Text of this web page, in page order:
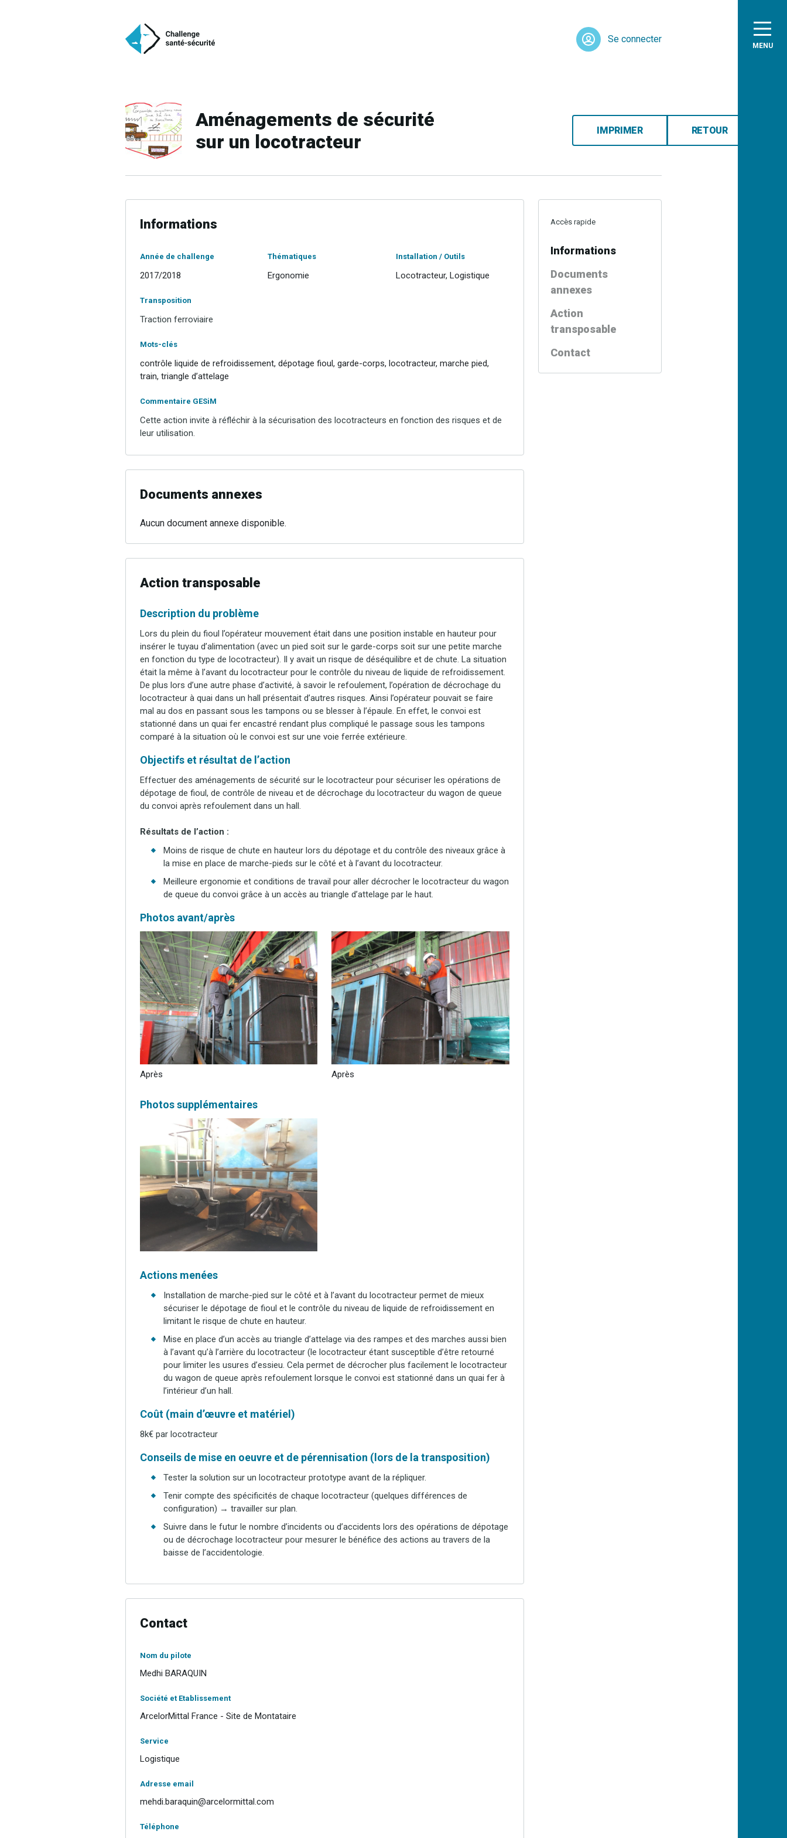
MENU
Se connecter
Aménagements de sécurité
sur un locotracteur
IMPRIMER RETOUR
Informations
Année de challenge
2017/2018
Thématiques
Ergonomie
Installation / Outils
Locotracteur, Logistique
Transposition
Traction ferroviaire
Mots-clés
contrôle liquide de refroidissement, dépotage fioul, garde-corps, locotracteur, marche pied,
train, triangle d’attelage
Commentaire GESiM
Cette action invite à réfléchir à la sécurisation des locotracteurs en fonction des risques et de
leur utilisation.
Documents annexes
Aucun document annexe disponible.
Action transposable
Description du problème
Lors du plein du fioul l’opérateur mouvement était dans une position instable en hauteur pour
insérer le tuyau d’alimentation (avec un pied soit sur le garde-corps soit sur une petite marche
en fonction du type de locotracteur). Il y avait un risque de déséquilibre et de chute. La situation
était la même à l’avant du locotracteur pour le contrôle du niveau de liquide de refroidissement.
De plus lors d’une autre phase d’activité, à savoir le refoulement, l’opération de décrochage du
locotracteur à quai dans un hall présentait d’autres risques. Ainsi l’opérateur pouvait se faire
mal au dos en passant sous les tampons ou se blesser à l’épaule. En effet, le convoi est
stationné dans un quai fer encastré rendant plus compliqué le passage sous les tampons
comparé à la situation où le convoi est sur une voie ferrée extérieure.
Objectifs et résultat de l’action
Effectuer des aménagements de sécurité sur le locotracteur pour sécuriser les opérations de
dépotage de fioul, de contrôle de niveau et de décrochage du locotracteur du wagon de queue
du convoi après refoulement dans un hall.
Résultats de l’action :
Moins de risque de chute en hauteur lors du dépotage et du contrôle des niveaux grâce à
la mise en place de marche-pieds sur le côté et à l’avant du locotracteur.
Meilleure ergonomie et conditions de travail pour aller décrocher le locotracteur du wagon
de queue du convoi grâce à un accès au triangle d’attelage par le haut.
Photos avant/après
Après Après
Photos supplémentaires
Actions menées
Installation de marche-pied sur le côté et à l’avant du locotracteur permet de mieux
sécuriser le dépotage de fioul et le contrôle du niveau de liquide de refroidissement en
limitant le risque de chute en hauteur.
Mise en place d’un accès au triangle d’attelage via des rampes et des marches aussi bien
à l’avant qu’à l’arrière du locotracteur (le locotracteur étant susceptible d’être retourné
pour limiter les usures d’essieu. Cela permet de décrocher plus facilement le locotracteur
du wagon de queue après refoulement lorsque le convoi est stationné dans un quai fer à
l’intérieur d’un hall.
Coût (main d’œuvre et matériel)
8k€ par locotracteur
Conseils de mise en oeuvre et de pérennisation (lors de la transposition)
Tester la solution sur un locotracteur prototype avant de la répliquer.
Tenir compte des spécificités de chaque locotracteur (quelques différences de
configuration) → travailler sur plan.
Suivre dans le futur le nombre d’incidents ou d’accidents lors des opérations de dépotage
ou de décrochage locotracteur pour mesurer le bénéfice des actions au travers de la
baisse de l’accidentologie.
Contact
Nom du pilote
Medhi BARAQUIN
Société et Etablissement
ArcelorMittal France - Site de Montataire
Service
Logistique
Adresse email
mehdi.baraquin@arcelormittal.com
Téléphone
Accès rapide
Informations
Documents
annexes
Action
transposable
Contact